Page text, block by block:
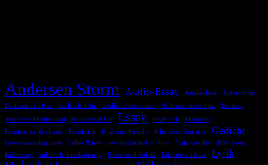
Andersen Storm Audio-Essay Audio-Text
Autorenfilm
Berlinale Analyse
Berlinale Film Berlinale Gewinner Berlinale Siegerfilm Denken
deutsches Filmfestival deutsches Kino Essay Essayistik
Filmessay
Filmfestival Berlinale
Filmkritik Film und Familie Film über Künstler Gedicht
Gegenwartsdiagnose Gelbe Briefe gesellschaftliches Kino Goldener Bär
Hör-Essay
Kinoessay
kulturelle Erschöpfung Kunst und Politik Literaturpodcast
Lyrik